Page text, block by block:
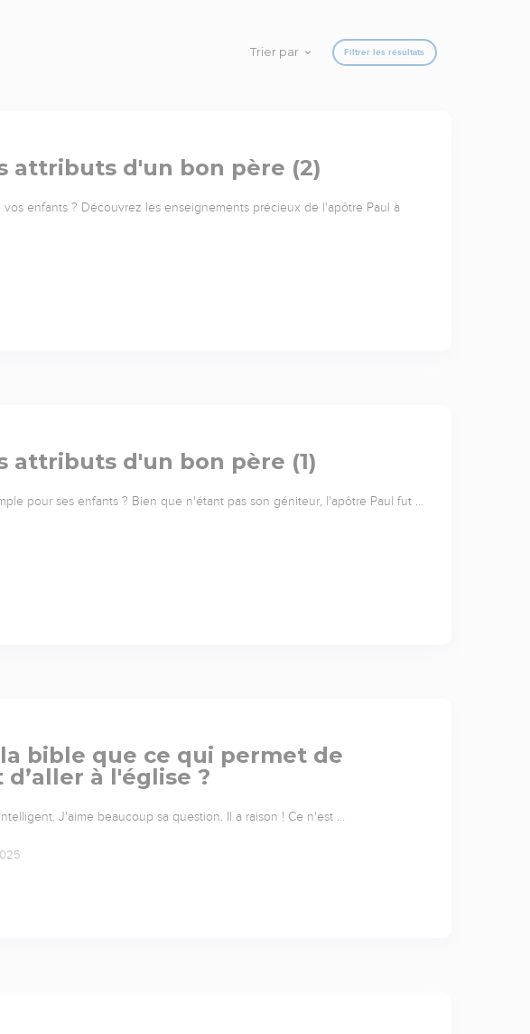
Trier par Filtrer les résultats
attributs d'un bon père (2)
enfants ? Découvrez les enseignements précieux de l'apôtre Paul à
attributs d'un bon père (1)
pour ses enfants ? Bien que n'étant pas son géniteur, l'apôtre Paul fut …
bible que ce qui permet de
à l'église ?
J'aime beaucoup sa question. Il a raison ! Ce n'est …